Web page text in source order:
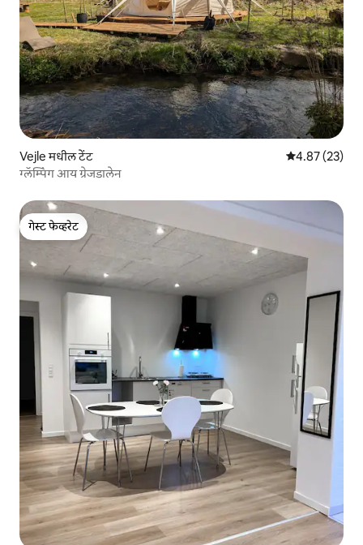
Vejle मधील टेंट 5 पैकी 4.87
4.87 (23)
ग्लॅम्पिंग आय ग्रेजडालेन
गेस्ट फेव्हरेट
गेस्ट फेव्हरेट